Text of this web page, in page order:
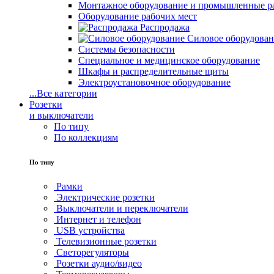
Монтажное оборудование и промышленные
Оборудование рабочих мест
Распродажа
Силовое
Системы безопасности
Специальное и медицинское оборудование
Шкафы и распределительные щиты
Электроустановочное оборудование
...Все категории
Розетки
и выключатели
По типу
По коллекциям
По типу
Рамки
Электрические розетки
Выключатели и переключатели
Интернет и телефон
USB устройства
Телевизионные розетки
Светорегуляторы
Розетки аудио/видео